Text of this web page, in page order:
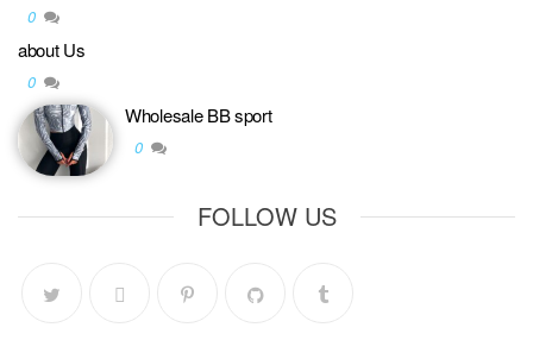
0
about Us
0
Wholesale BB sport
0
FOLLOW US